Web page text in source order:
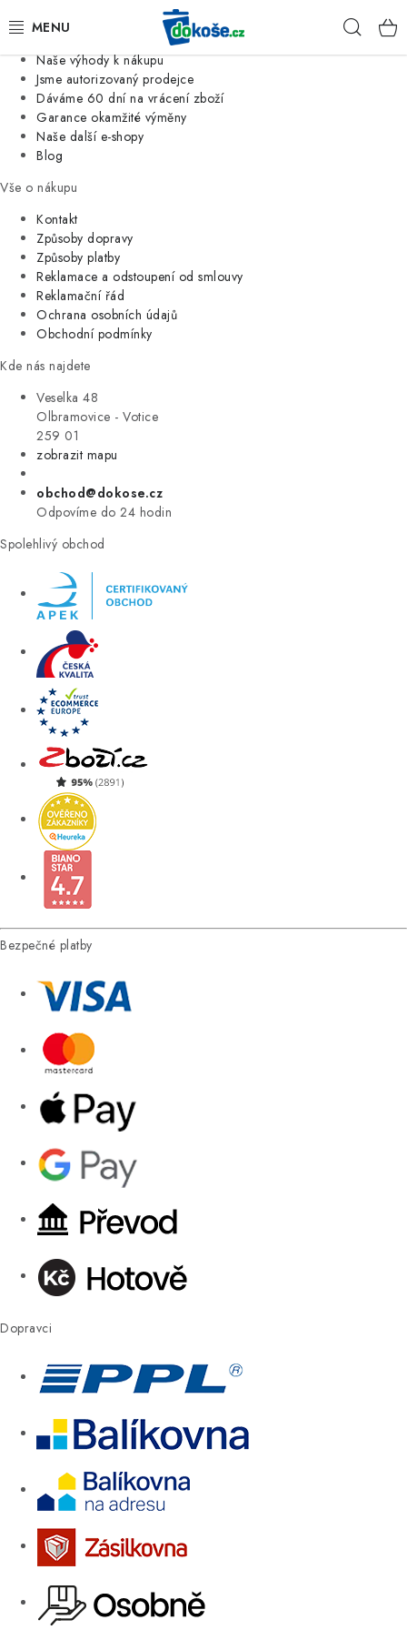
Jsme tradiční česká firma
Naše výhody k nákupu
Jsme autorizovaný prodejce
Dáváme 60 dní na vrácení zboží
Garance okamžité výměny
Naše další e-shopy
Blog
Vše o nákupu
Kontakt
Způsoby dopravy
Způsoby platby
Reklamace a odstoupení od smlouvy
Reklamační řád
Ochrana osobních údajů
Obchodní podmínky
Kde nás najdete
Veselka 48
Olbramovice - Votice
259 01
zobrazit mapu
obchod@dokose.cz
Odpovíme do 24 hodin
Spolehlivý obchod
Bezpečné platby
Dopravci
KOŠE
SÁČKY
KUCHYNĚ
ORGANIZACE
DOMÁCNOST
ÚKLID
VÝPRODEJ
ZNAČKY
Úvod Kontakt Blog
Moje objednávka